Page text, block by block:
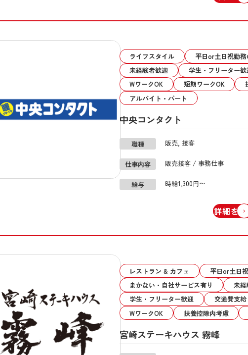
ライフスタイル 平日or土日祝勤務
未経験者歓迎
学生・フリーター歓
WワークOK
短期ワークOK
アルバイト・パート
中央コンタクト
職種 販売, 接客
仕事内容 販売接客 / 事務仕事
給与 時給1,300円〜
詳細を
レストラン & カフェ
平日or土日
まかない・自社サービス有り
未
学生・フリーター歓迎
交通費支給
WワークOK
扶養控除内考慮
宮崎ステーキハウス 霧峰